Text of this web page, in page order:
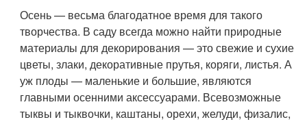
Осень — весьма благодатное время для такого
творчества. В саду всегда можно найти природные
материалы для декорирования — это свежие и сухие
цветы, злаки, декоративные прутья, коряги, листья. А
уж плоды — маленькие и большие, являются
главными осенними аксессуарами. Всевозможные
тыквы и тыквочки, каштаны, орехи, желуди, физалис,